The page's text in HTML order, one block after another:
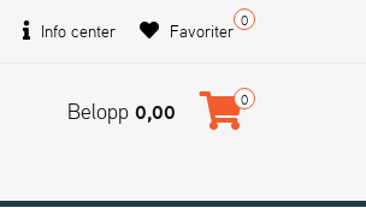
Info center 0
Favoriter
Belopp 0,00 0